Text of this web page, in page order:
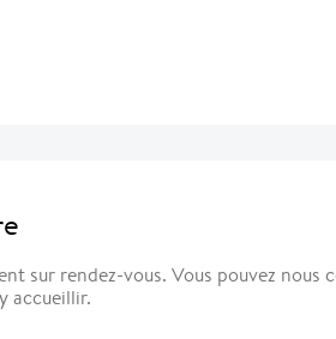
sur rendez-vous. Vous pouvez nous
accueillir.